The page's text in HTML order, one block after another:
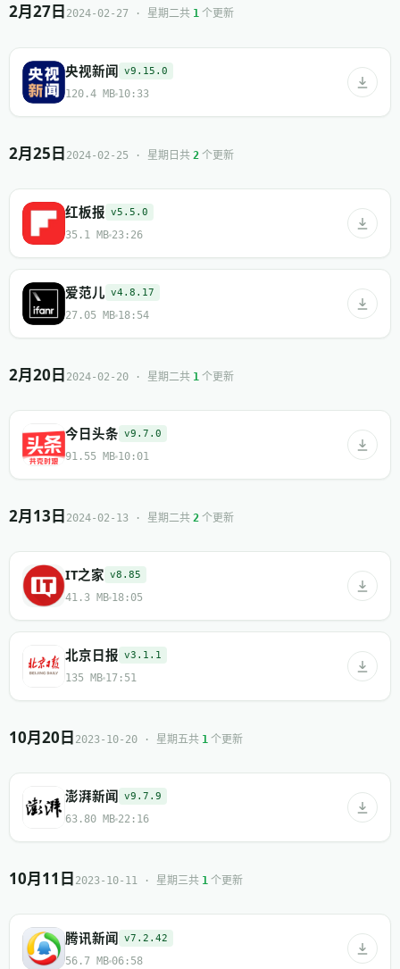
2月27日 2024-02-27 · 星期二共 1 个更新
央视新闻 v9.15.0
120.4 MB 10:33
2月25日 2024-02-25 · 星期日 共 2 个更新
红板报 v5.5.0
35.1 MB 23:26
爱范儿 v4.8.17
27.05 MB 18:54
2月20日 2024-02-20 · 星期二共 1 个更新
今日头条 v9.7.0
91.55 MB 10:01
2月13日 2024-02-13 · 星期二共 2 个更新
IT之家 v8.85
41.3 MB 18:05
北京日报 v3.1.1
135 MB 17:51
10月20日 2023-10-20 · 星期五共 1 个更新
澎湃新闻 v9.7.9
63.80 MB 22:16
10月11日 2023-10-11 · 星期三共 1 个更新
腾讯新闻 v7.2.42
56.7 MB 06:58